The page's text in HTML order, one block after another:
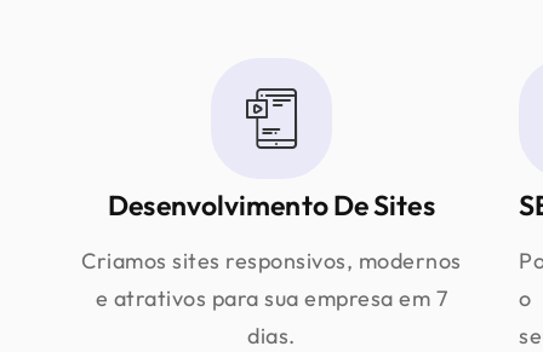
Desenvolvimento De Sites
Criamos sites responsivos, modernos
e atrativos para sua empresa em 7
dias.
o